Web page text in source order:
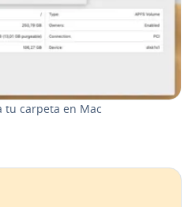
tu carpeta en Mac